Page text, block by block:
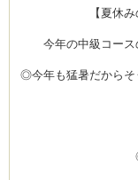
【夏休
今年の中級コー
◎今年も猛暑だからそ